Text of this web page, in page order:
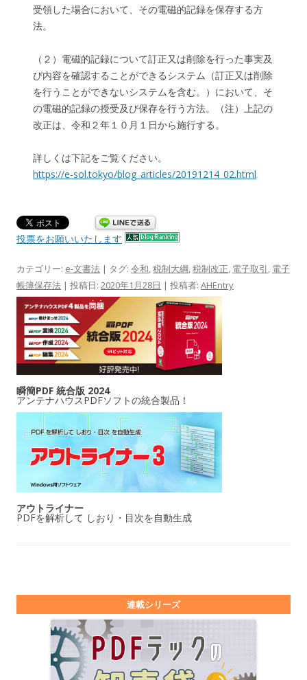
受領した場合において、その電磁的記録を保存する方
法。
（２）電磁的記録について訂正又は削除を行った事実及
び内容を確認することができるシステム（訂正又は削除
を行うことができないシステムを含む。）において、そ
の電磁的記録の授受及び保存を行う方法。（注）上記の
改正は、令和２年１０月１日から施行する。
詳しくは下記をご覧ください。
https://e-sol.tokyo/blog_articles/20191214_02.html
投票をお願いいたします
カテゴリー: e-文書法 | タグ: 令和,税制大綱,税制改正, 電子取引, 電子
帳簿保存法 | 投稿日: 2020年1月28日 | 投稿者: AHEntry
瞬簡PDF 統合版 2024
アンテナハウスPDFソフトの統合製品！
アウトライナー
PDFを解析して しおり・目次を自動生成
連載シリーズ